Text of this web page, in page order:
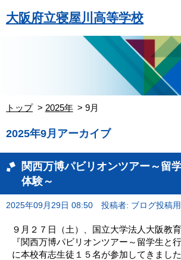
大阪府立寝屋川高等学校
トップ 2025年 9月
2025年9月アーカイブ
関西万博パビリオンツアー～留
体験～
2025年09月29日 08:50 投稿者: ブログ投稿用
９月２７日（土）、国立大学法人大阪教
『関西万博パビリオンツアー～留学生と
に本校有志生徒１５名が参加してきまし